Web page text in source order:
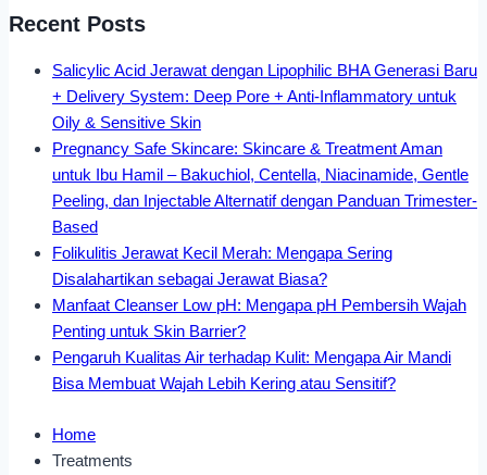
Recent Posts
Salicylic Acid Jerawat dengan Lipophilic BHA Generasi Baru
+ Delivery System: Deep Pore + Anti-Inflammatory untuk
Oily & Sensitive Skin
Pregnancy Safe Skincare: Skincare & Treatment Aman
untuk Ibu Hamil – Bakuchiol, Centella, Niacinamide, Gentle
Peeling, dan Injectable Alternatif dengan Panduan Trimester-
Based
Folikulitis Jerawat Kecil Merah: Mengapa Sering
Disalahartikan sebagai Jerawat Biasa?
Manfaat Cleanser Low pH: Mengapa pH Pembersih Wajah
Penting untuk Skin Barrier?
Pengaruh Kualitas Air terhadap Kulit: Mengapa Air Mandi
Bisa Membuat Wajah Lebih Kering atau Sensitif?
Home
Treatments